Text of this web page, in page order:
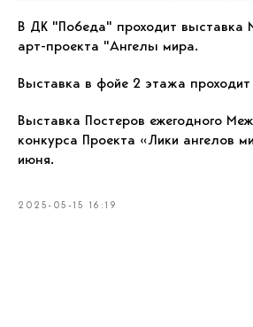
В ДК "Победа" проходит выставка
арт-проекта "Ангелы мира.
Выставка в фойе 2 этажа
Выставка Постеров ежегодного
конкурса Проекта «Лики ангелов
июня.
2025-05-15 16:19